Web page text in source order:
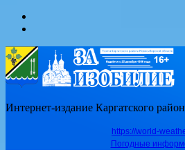
Интернет-издание Каргатского
https://world-
Погодные